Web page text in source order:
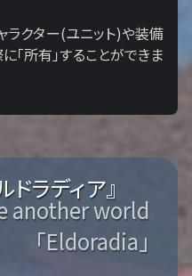
ラクター(ユニット)や装備
「所有」することができま
ラディア』
another world
「Eldoradia」